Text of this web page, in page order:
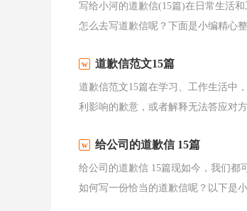
写给小河的道歉信(15篇)在日常生活
怎么去写道歉信呢？下面是小编精心
道歉信范文15篇
道歉信范文15篇在学习、工作生活中
利影响的歉意，或者解释无法答应对
给公司的道歉信 15篇
给公司的道歉信 15篇现如今，我们都
如何写一份恰当的道歉信呢？以下是